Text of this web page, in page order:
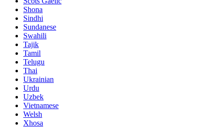
Shona
Sindhi
Sundanese
Swahili
Tajik
Tamil
Telugu
Thai
Ukrainian
Urdu
Uzbek
Vietnamese
Welsh
Xhosa